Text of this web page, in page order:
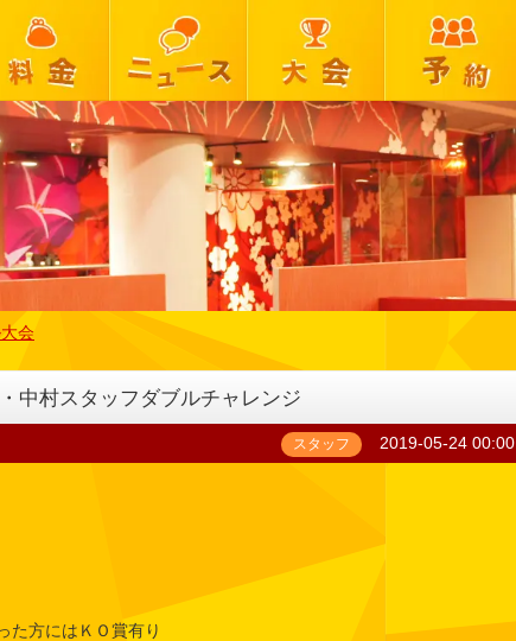
会
中村スタッフダブルチャレンジ
スタッフ 2019-05-24 00:00
た方にはＫＯ賞有り